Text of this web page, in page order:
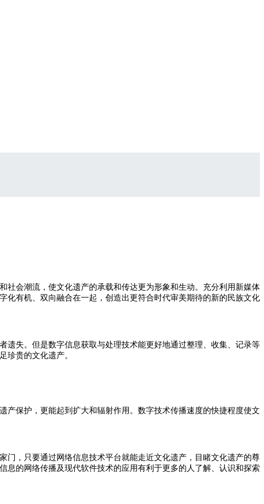
会潮流，使文化遗产的承载和传达更为形象和生动。充分利用新媒体
化有机、双向融合在一起，创造出更符合时代审美期待的新的民族文化
失。但是数字信息获取与处理技术能更好地通过整理、收集、记录等
珍贵的文化遗产。
保护，更能起到扩大和辐射作用。数字技术传播速度的快捷程度使文
，只要通过网络信息技术平台就能走近文化遗产，目睹文化遗产的尊
的网络传播及现代软件技术的应用有利于更多的人了解、认识和探索